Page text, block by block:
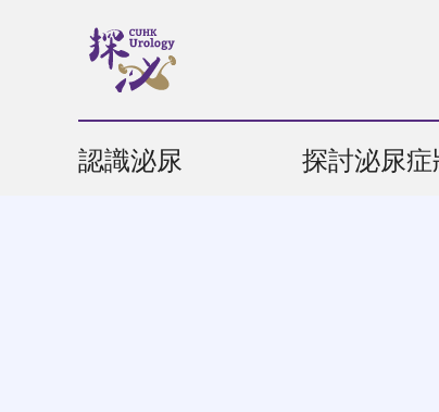
認識泌尿 探討泌尿症